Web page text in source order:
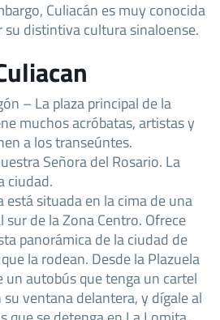
Culiacán es muy conocida
su distintiva cultura sinaloense.
– La plaza principal de la
muchos acróbatas, artistas y
a los transeúntes.
Señora del Rosario. La
ciudad.
está situada en la cima de una
de la Zona Centro. Ofrece
panorámica de la ciudad de
la rodean. Desde la Plazuela
autobús que tenga un cartel
ventana delantera, y dígale al